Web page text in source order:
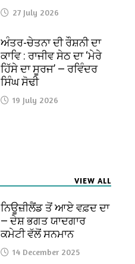
27 July 2026
ਅੰਤਰ-ਚੇਤਨਾ ਦੀ ਰੌਸ਼ਨੀ ਦਾ
ਕਾਵਿ : ਰਾਜੀਵ ਸੇਠ ਦਾ ‘ਮੇਰੇ
ਹਿੱਸੇ ਦਾ ਸੂਰਜ’ — ਰਵਿੰਦਰ
ਸਿੰਘ ਸੋਢੀ
19 July 2026
VIEW ALL
ਨਿਊਜ਼ੀਲੈਂਡ ਤੋਂ ਆਏ ਵਫ਼ਦ ਦਾ
— ਦੇਸ਼ ਭਗਤ ਯਾਦਗਾਰ
ਕਮੇਟੀ ਵੱਲੋਂ ਸਨਮਾਨ
14 December 2025